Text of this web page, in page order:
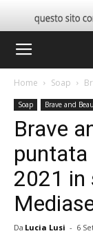
Home Soap
Soap Brave and
Brave
2021 in
Da Lucia Lusi - 6